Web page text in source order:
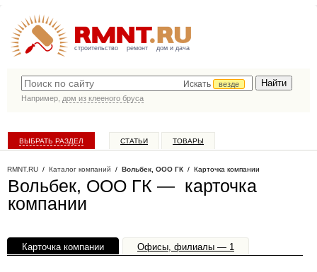
строительство ремонт дом и дача
Искать
везде
Например, дом из клееного бруса
ВЫБРАТЬ РАЗДЕЛ СТАТЬИ ТОВАРЫ
RMNT.RU / Каталог компаний / Вольбек, ООО ГК / Карточка компании
Вольбек, ООО ГК — карточка
компании
Карточка компании Офисы, филиалы — 1